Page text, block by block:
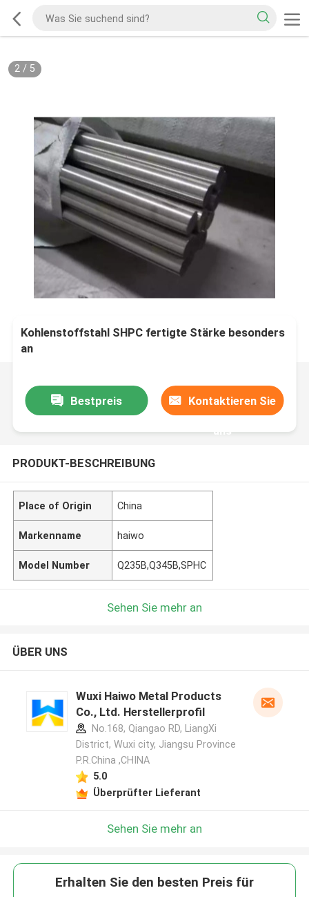
2/ 5
Kohlenstoffstahl SHPC fertigte Stärke besonders
an
Bestpreis Kontaktieren Sie
uns
PRODUKT-BESCHREIBUNG
Place of Origin China
Markenname haiwo
Model Number Q235B,Q345B,SPHC
Sehen Sie mehr an
ÜBER UNS
Wuxi Haiwo Metal Products
Co., Ltd. Herstellerprofil
No.168, Qiangao RD, LiangXi
District, Wuxi city, Jiangsu Province
P.R.China ,CHINA
5.0
Überprüfter Lieferant
Sehen Sie mehr an
Erhalten Sie den besten Preis für